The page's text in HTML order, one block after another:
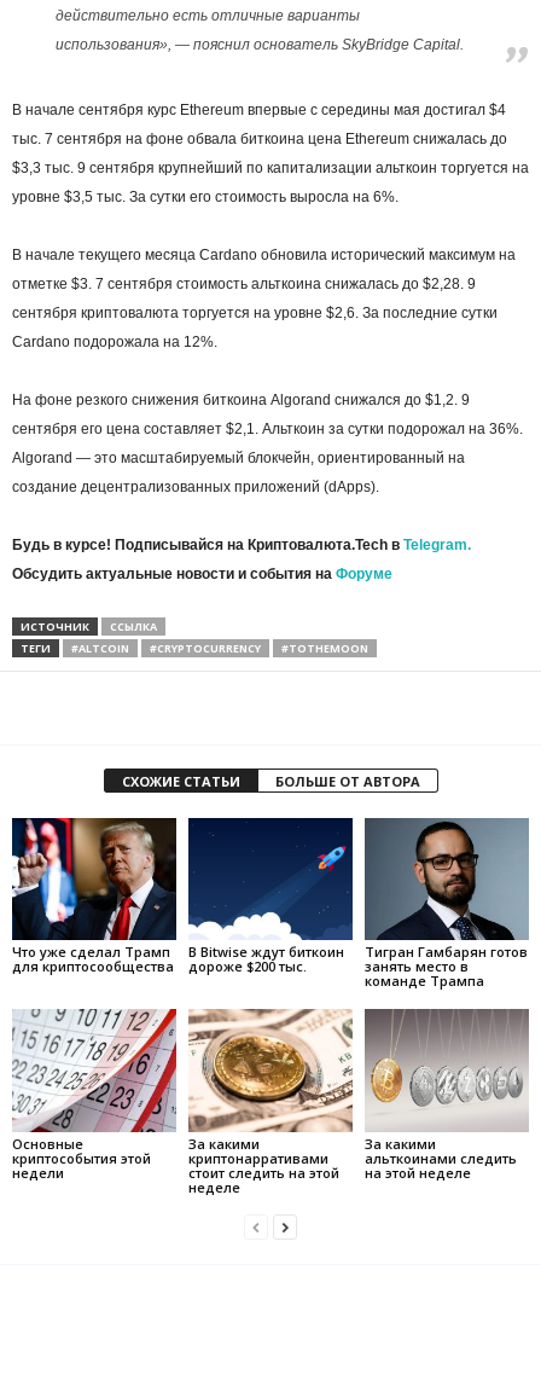
действительно есть отличные варианты
использования», — пояснил основатель SkyBridge Capital.
В начале сентября курс Ethereum впервые с середины мая достигал $4
тыс. 7 сентября на фоне обвала биткоина цена Ethereum снижалась до
$3,3 тыс. 9 сентября крупнейший по капитализации альткоин торгуется на
уровне $3,5 тыс. За сутки его стоимость выросла на 6%.
В начале текущего месяца Cardano обновила исторический максимум на
отметке $3. 7 сентября стоимость альткоина снижалась до $2,28. 9
сентября криптовалюта торгуется на уровне $2,6. За последние сутки
Cardano подорожала на 12%.
На фоне резкого снижения биткоина Algorand снижался до $1,2. 9
сентября его цена составляет $2,1. Альткоин за сутки подорожал на 36%.
Algorand — это масштабируемый блокчейн, ориентированный на
создание децентрализованных приложений (dApps).
Будь в курсе! Подписывайся на Криптовалюта.Tech в Telegram.
Обсудить актуальные новости и события на Форуме
ИСТОЧНИК
ССЫЛКА
ТЕГИ
#ALTCOIN #CRYPTOCURRENCY #TOTHEMOON
СХОЖИЕ СТАТЬИ БОЛЬШЕ ОТ АВТОРА
Что уже сделал Трамп
для криптосообщества
В Bitwise ждут биткоин
дороже $200 тыс.
Тигран Гамбарян готов
занять место в
команде Трампа
Основные
криптособытия этой
недели
За какими
криптонарративами
стоит следить на этой
неделе
За какими
альткоинами следить
на этой неделе